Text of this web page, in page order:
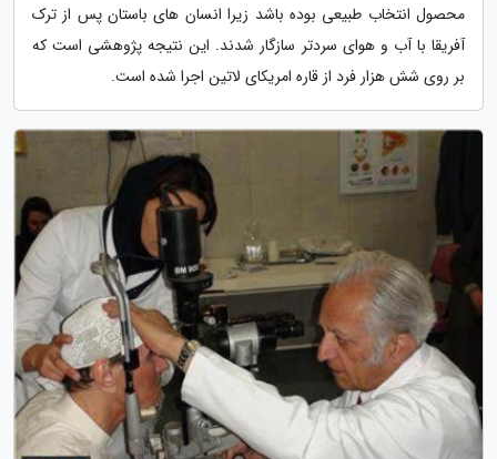
محصول انتخاب طبیعی بوده باشد زیرا انسان های باستان پس از ترک
آفریقا با آب و هوای سردتر سازگار شدند. این نتیجه پژوهشی است که
بر روی شش هزار فرد از قاره امریکای لاتین اجرا شده است.